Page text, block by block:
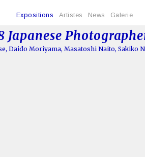
Expositions Artistes News Galerie
Japanese
, Daido Moriyama, Masatoshi Naito, Sakiko